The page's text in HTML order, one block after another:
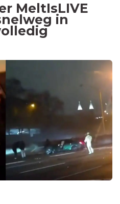
MeltIsLIVE
in